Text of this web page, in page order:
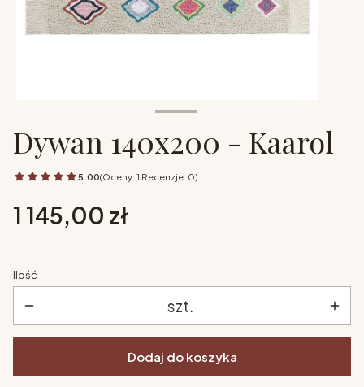
Dywan 140x200 - Kaarol
5.00(Oceny: 1 Recenzje: 0)
Cena
1 145,00 zł
Ilość
szt.
Dodaj do koszyka